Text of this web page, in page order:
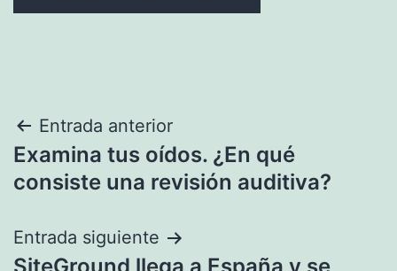
Navegación
de
Entrada anterior
Examina tus oídos. ¿En qué
consiste una revisión auditiva?
Entrada siguiente